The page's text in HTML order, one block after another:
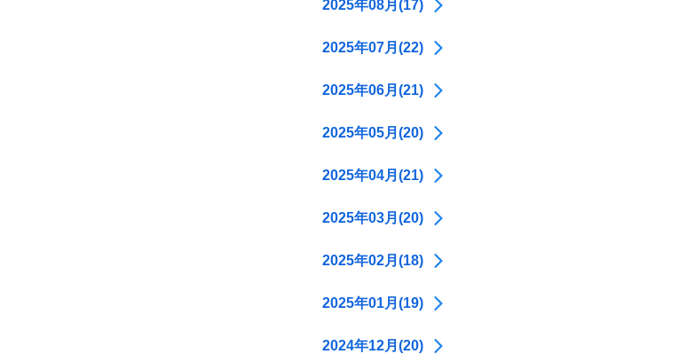
2025年08月(17)
2025年07月(22)
2025年06月(21)
2025年05月(20)
2025年04月(21)
2025年03月(20)
2025年02月(18)
2025年01月(19)
2024年12月(20)